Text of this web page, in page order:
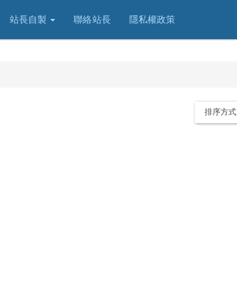
站長自製 聯絡站長 隱私權政策
排序方式